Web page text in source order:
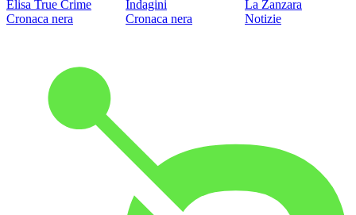
Elisa True Crime
Cronaca nera
Indagini
Cronaca nera
La Zanzara
Notizie